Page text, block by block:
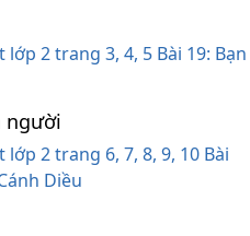
2 trang 3, 4, 5 Bài 19: Bạn
người
2 trang 6, 7, 8, 9, 10 Bài
Diều